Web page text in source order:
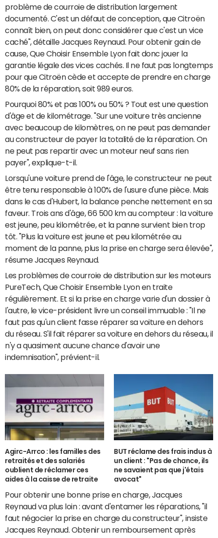
problème de courroie de distribution largement
documenté. C'est un défaut de conception, que Citroën
connaît bien, on peut donc considérer que c'est un vice
caché", détaille Jacques Reynaud. Pour obtenir gain de
cause, Que Choisir Ensemble Lyon fait donc jouer la
garantie légale des vices cachés. Il ne faut pas longtemps
pour que Citroën cède et accepte de prendre en charge
80% de la réparation, soit 989 euros.
Pourquoi 80% et pas 100% ou 50% ? Tout est une question
d'âge et de kilométrage. "Sur une voiture très ancienne
avec beaucoup de kilomètres, on ne peut pas demander
au constructeur de payer la totalité de la réparation. On
ne peut pas repartir avec un moteur neuf sans rien
payer", explique-t-il.
Lorsqu'une voiture prend de l'âge, le constructeur ne peut
être tenu responsable à 100% de l'usure d'une pièce. Mais
dans le cas d'Hubert, la balance penche nettement en sa
faveur. Trois ans d'âge, 66 500 km au compteur : la voiture
est jeune, peu kilométrée, et la panne survient bien trop
tôt. "Plus la voiture est jeune et peu kilométrée au
moment de la panne, plus la prise en charge sera élevée",
résume Jacques Reynaud.
Les problèmes de courroie de distribution sur les moteurs
PureTech, Que Choisir Ensemble Lyon en traite
régulièrement. Et si la prise en charge varie d'un dossier à
l'autre, le vice-président livre un conseil immuable : "Il ne
faut pas qu'un client fasse réparer sa voiture en dehors
du réseau. S'il fait réparer sa voiture en dehors du réseau, il
n'y a quasiment aucune chance d'avoir une
indemnisation", prévient-il.
Agirc-Arrco : les familles des
retraités et des salariés
oublient de réclamer ces
aides à la caisse de retraite
BUT réclame des frais indus à
un client : "Pas de chance, ils
ne savaient pas que j'étais
avocat"
Pour obtenir une bonne prise en charge, Jacques
Reynaud va plus loin : avant d'entamer les réparations, "il
faut négocier la prise en charge du constructeur", insiste
Jacques Reynaud. Obtenir un remboursement après